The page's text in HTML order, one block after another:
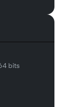
bits